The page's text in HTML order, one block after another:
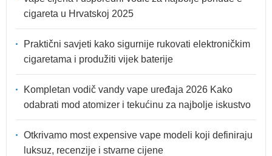
cigareta u Hrvatskoj 2025
Praktični savjeti kako sigurnije rukovati elektroničkim
cigaretama i produžiti vijek baterije
Kompletan vodič vandy vape uređaja 2026 Kako
odabrati mod atomizer i tekućinu za najbolje iskustvo
Otkrivamo most expensive vape modeli koji definiraju
luksuz, recenzije i stvarne cijene